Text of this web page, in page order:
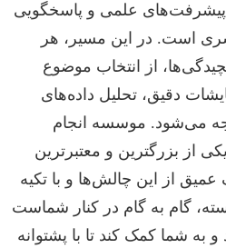
علمی و پاسخگویی
است. در این مسیر، هر
از انتخاب موضوع
دقیق، تحلیل داده‌های
می‌شود. موسسه انجام
از بزرگترین و معتبرترین
از این چالش‌ها و با تکیه
گام به گام در کنار شماست
به شما کمک کند تا با پشتوانه